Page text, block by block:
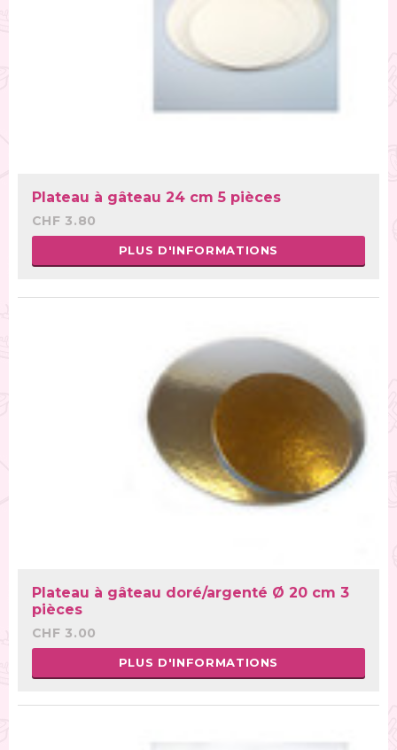
Plateau à gâteau 24 cm 5 pièces
CHF 3.80
PLUS D'INFORMATIONS
Plateau à gâteau doré/argenté Ø 20 cm 3
pièces
CHF 3.00
PLUS D'INFORMATIONS